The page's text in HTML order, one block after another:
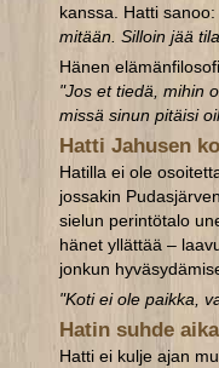
kanssa. Hatti sanoo:
mitään. Silloin jää
Hänen
"Jos et tiedä, mihin
missä sinun pitäisi
Hatti Jahusen
Hatilla ei ole
jossakin
sielun perintötalo
hänet yllättää –
jonkun
"Koti ei ole paikka,
Hatin suhde
Hatti ei kulje ajan